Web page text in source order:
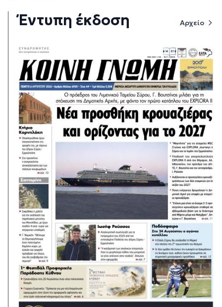
Έντυπη έκδοση Αρχείο